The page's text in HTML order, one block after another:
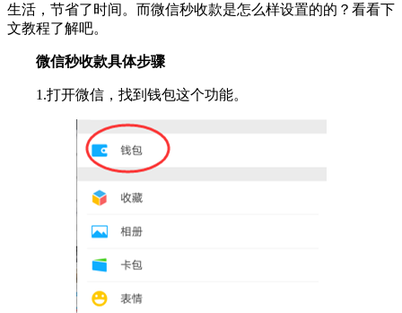
生活，节省了时间。而微信秒收款是怎么样设置的的？看看下
文教程了解吧。
微信秒收款具体步骤
1.打开微信，找到钱包这个功能。